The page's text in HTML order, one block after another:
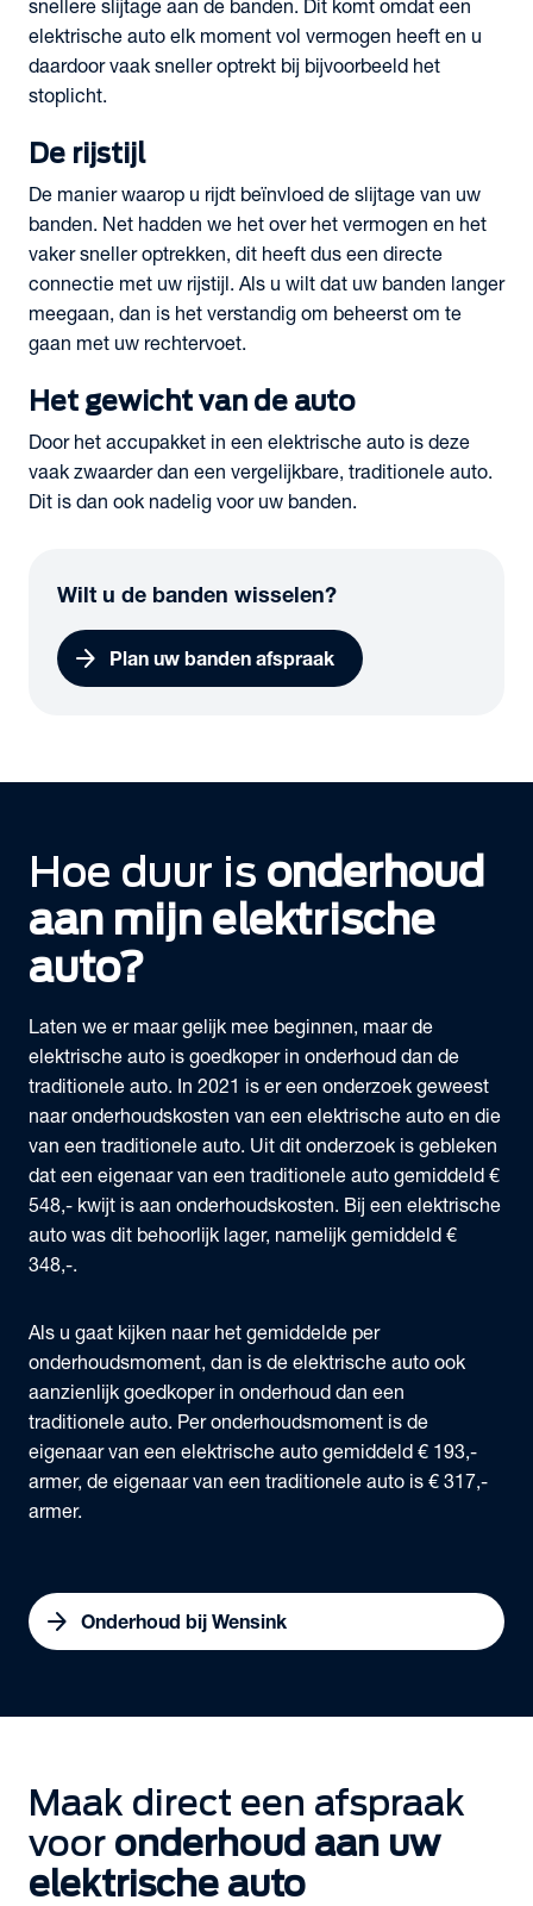
snellere slijtage aan de banden. Dit komt omdat een
elektrische auto elk moment vol vermogen heeft en u
daardoor vaak sneller optrekt bij bijvoorbeeld het
stoplicht.
De rijstijl
De manier waarop u rijdt beïnvloed de slijtage van uw
banden. Net hadden we het over het vermogen en het
vaker sneller optrekken, dit heeft dus een directe
connectie met uw rijstijl. Als u wilt dat uw banden langer
meegaan, dan is het verstandig om beheerst om te
gaan met uw rechtervoet.
Het gewicht van de auto
Door het accupakket in een elektrische auto is deze
vaak zwaarder dan een vergelijkbare, traditionele auto.
Dit is dan ook nadelig voor uw banden.
Wilt u de banden wisselen?
arrow_forward Plan uw banden afspraak
Hoe duur is onderhoud
aan mijn elektrische
auto?
Laten we er maar gelijk mee beginnen, maar de
elektrische auto is goedkoper in onderhoud dan de
traditionele auto. In 2021 is er een onderzoek geweest
naar onderhoudskosten van een elektrische auto en die
van een traditionele auto. Uit dit onderzoek is gebleken
dat een eigenaar van een traditionele auto gemiddeld €
548,- kwijt is aan onderhoudskosten. Bij een elektrische
auto was dit behoorlijk lager, namelijk gemiddeld €
348,-.
Als u gaat kijken naar het gemiddelde per
onderhoudsmoment, dan is de elektrische auto ook
aanzienlijk goedkoper in onderhoud dan een
traditionele auto. Per onderhoudsmoment is de
eigenaar van een elektrische auto gemiddeld € 193,-
armer, de eigenaar van een traditionele auto is € 317,-
armer.
arrow_forward Onderhoud bij Wensink
Maak direct een afspraak
voor onderhoud aan uw
elektrische auto